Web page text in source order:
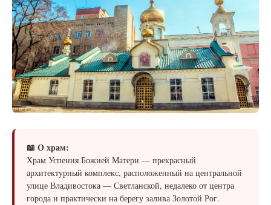
📖 О храм:
Храм Успения Божией Матери — прекрасный
архитектурный комплекс, расположенный на центральной
улице Владивостока — Светланской, недалеко от центра
города и практически на берегу залива Золотой Рог.